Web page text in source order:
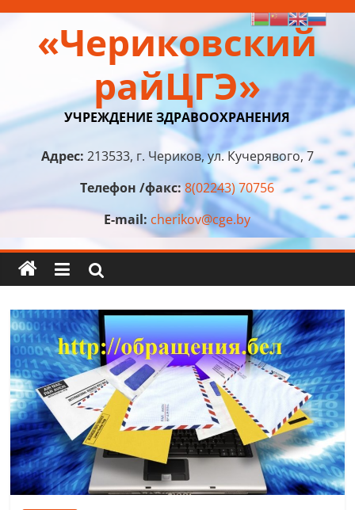
Перейти
содержимому«Чериковский
райЦГЭ»
УЧРЕЖДЕНИЕ ЗДРАВООХРАНЕНИЯ
Адрес: 213533, г. Чериков, ул. Кучерявого, 7
Телефон /факс:8(02243) 70756
E-mail: cherikov@cge.by